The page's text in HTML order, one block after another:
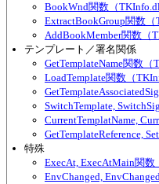
BookWnd関数（
ExtractBookGroup関数（
AddBookMember関数（
テンプレート／署名関係
GetTemplateName関数（
LoadTemplate関数（
SwitchTemplate,
CurrentTemplatName,
GetTemplateReference,
特殊
ExecAt, ExecAtMain関数
EnvChanged,